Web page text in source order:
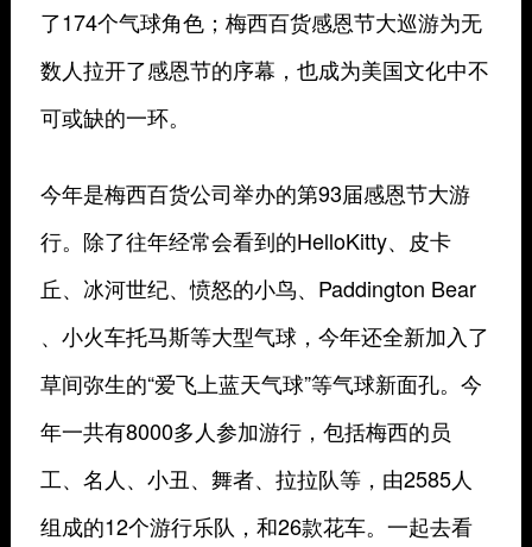
了174个气球角色；梅西百货感恩节大巡游为无
数人拉开了感恩节的序幕，也成为美国文化中不
可或缺的一环。
今年是梅西百货公司举办的第93届感恩节大游
行。除了往年经常会看到的HelloKitty、皮卡
丘、冰河世纪、愤怒的小鸟、Paddington Bear
、小火车托马斯等大型气球，今年还全新加入了
草间弥生的“爱飞上蓝天气球”等气球新面孔。今
年一共有8000多人参加游行，包括梅西的员
工、名人、小丑、舞者、拉拉队等，由2585人
组成的12个游行乐队，和26款花车。一起去看